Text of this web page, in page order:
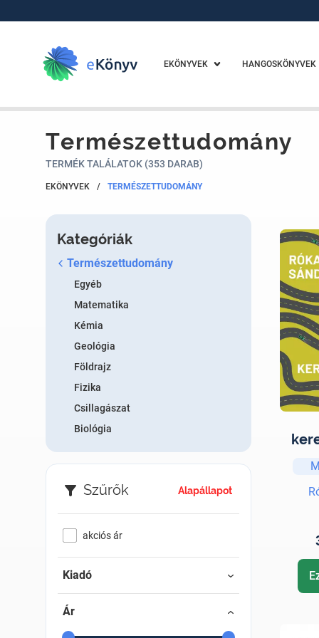
EKÖNYVEK HANGOSKÖNYVEK
Természettudomány
TERMÉK TALÁLATOK (353 DARAB)
EKÖNYVEK / TERMÉSZETTUDOMÁNY
Kategóriák
Természettudomány
Egyéb
Matematika
Kémia
Geológia
Földrajz
Fizika
Csillagászat
Biológia
Szűrők Alapállapot
akciós ár
Kiadó
Ár